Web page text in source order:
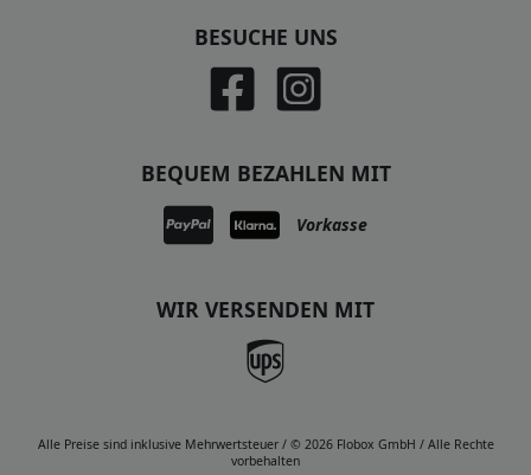
BESUCHE UNS
BEQUEM BEZAHLEN MIT
Vorkasse
WIR VERSENDEN MIT
Alle Preise sind inklusive Mehrwertsteuer / © 2026 Flobox GmbH / Alle Rechte
vorbehalten